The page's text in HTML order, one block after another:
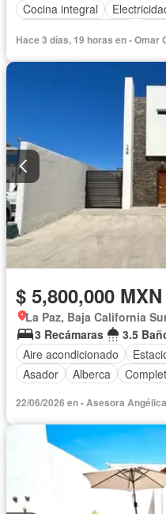
Cocina integral
Sin amueblar
Hace 3 días, 19 horas en - Omar
$ 5,800,000 MXN
La Paz, Baja California
3 Recámaras
3.5
Aire acondicionado
Asador
Alberca
22/06/2026 en - Asesora